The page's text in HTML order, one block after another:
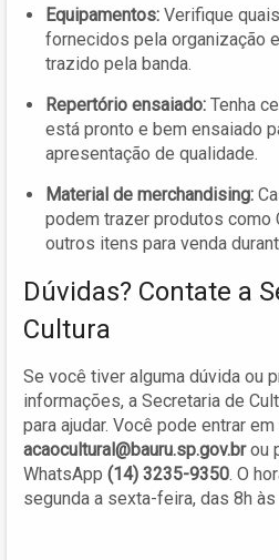
Equipamentos: Verifique
fornecidos pela organização
trazido pela banda.
Repertório ensaiado: Tenha
está pronto e bem ensaiado
apresentação de qualidade.
Material de merchandising:
podem trazer produtos como
outros itens para venda
Dúvidas? Contate a
Cultura
Se você tiver alguma dúvida ou
informações, a Secretaria de
para ajudar. Você pode entrar
acaocultural@bauru.sp.gov.brou
WhatsApp (14) 3235-9350. O
segunda a sexta-feira, das 8h